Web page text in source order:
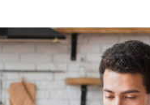
Sign in
an account?Sign up